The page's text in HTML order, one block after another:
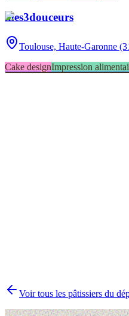
mes3douceurs
Toulouse, Haute-Garonne
Cake designImpression
Voir tous les pâtissiers du